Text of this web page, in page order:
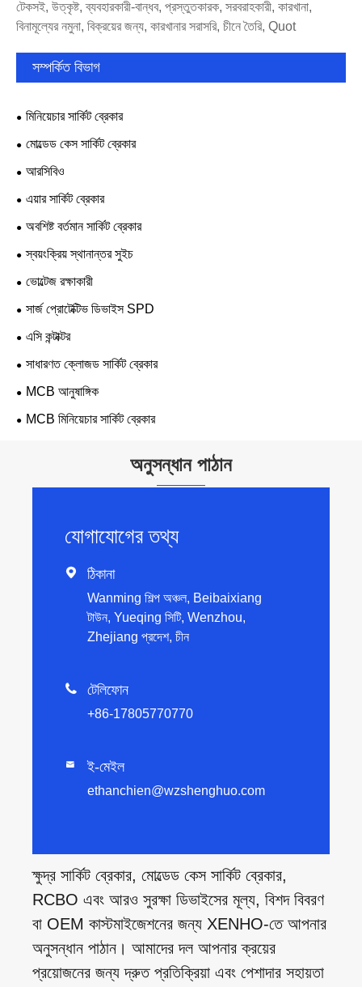
টেকসই, উত্কৃষ্ট, ব্যবহারকারী-বান্ধব, প্রস্তুতকারক, সরবরাহকারী, কারখানা,
বিনামূল্যের নমুনা, বিক্রয়ের জন্য, কারখানার সরাসরি, চীনে তৈরি, Quot
সম্পর্কিত বিভাগ
মিনিয়েচার সার্কিট ব্রেকার
মোল্ডেড কেস সার্কিট ব্রেকার
আরসিবিও
এয়ার সার্কিট ব্রেকার
অবশিষ্ট বর্তমান সার্কিট ব্রেকার
স্বয়ংক্রিয় স্থানান্তর সুইচ
ভোল্টেজ রক্ষাকারী
সার্জ প্রোটেক্টিভ ডিভাইস SPD
এসি কন্টাক্টর
সাধারণত ক্লোজড সার্কিট ব্রেকার
MCB আনুষাঙ্গিক
MCB মিনিয়েচার সার্কিট ব্রেকার
অনুসন্ধান পাঠান
যোগাযোগের তথ্য
 ঠিকানা
Wanming শিল্প অঞ্চল, Beibaixiang
টাউন, Yueqing সিটি, Wenzhou,
Zhejiang প্রদেশ, চীন
 টেলিফোন
+86-17805770770
 ই-মেইল
ethanchien@wzshenghuo.com
ক্ষুদ্র সার্কিট ব্রেকার, মোল্ডেড কেস সার্কিট ব্রেকার,
RCBO এবং আরও সুরক্ষা ডিভাইসের মূল্য, বিশদ বিবরণ
বা OEM কাস্টমাইজেশনের জন্য XENHO-তে আপনার
অনুসন্ধান পাঠান। আমাদের দল আপনার ক্রয়ের
প্রয়োজনের জন্য দ্রুত প্রতিক্রিয়া এবং পেশাদার সহায়তা